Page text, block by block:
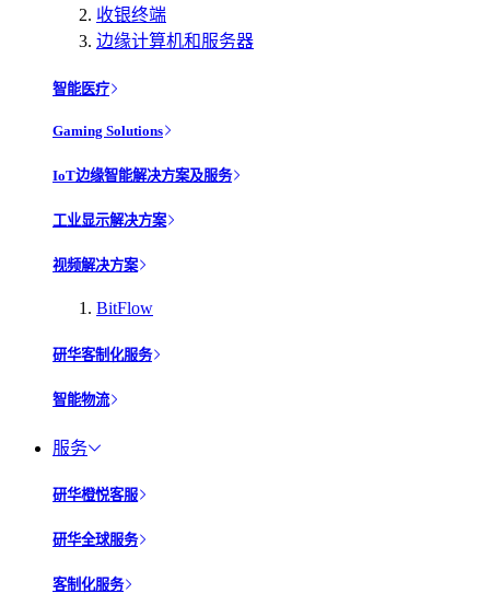
收银终端
边缘计算机和服务器
智能医疗
Gaming Solutions
IoT边缘智能解决方案及服务
工业显示解决方案
视频解决方案
BitFlow
研华客制化服务
智能物流
服务
研华橙悦客服
研华全球服务
客制化服务